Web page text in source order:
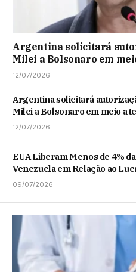
Argentina solicitará
Milei a Bolsonaro em
12/07/2026
Argentina solicitará
Milei a Bolsonaro em meio a
12/07/2026
EUA Liberam Menos de 4%
Venezuela em Relação ao
Petróleo
09/07/2026